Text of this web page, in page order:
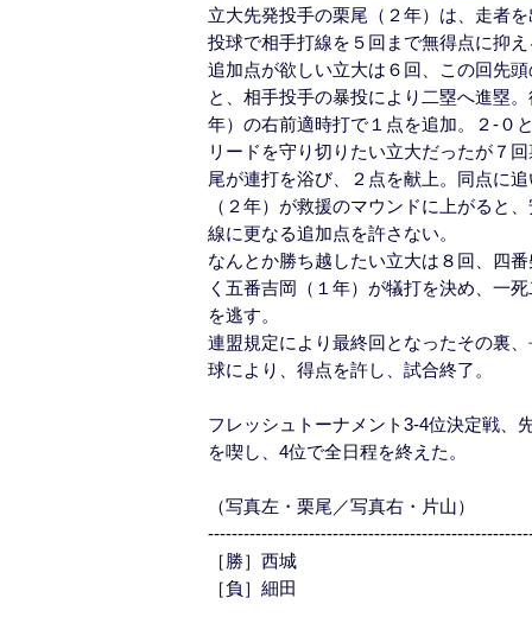
立大先発投手の栗尾（２年）は、走者
投球で相手打線を５回まで無得点に抑
追加点が欲しい立大は６回、この回先
と、相手投手の暴投により二塁へ進塁
年）の右前適時打で１点を追加。２-０
リードを守り切りたい立大だったが７
尾が連打を浴び、２点を献上。同点に
（２年）が救援のマウンドに上がると
線に更なる追加点を許さない。
なんとか勝ち越したい立大は８回、四
く五番吉岡（１年）が犠打を決め、一
を逃す。
連盟規定により最終回となったその裏
球により、得点を許し、試合終了。
フレッシュトーナメント3-4位決定戦、
を喫し、4位で全日程を終えた。
（写真左・栗尾／写真右・片山）
［勝］西城
［負］細田